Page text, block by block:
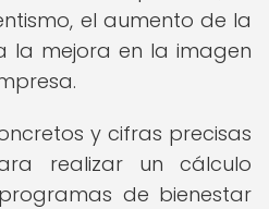
el aumento de la
la mejora en la imagen
y cifras precisas
realizar un cálculo
de bienestar